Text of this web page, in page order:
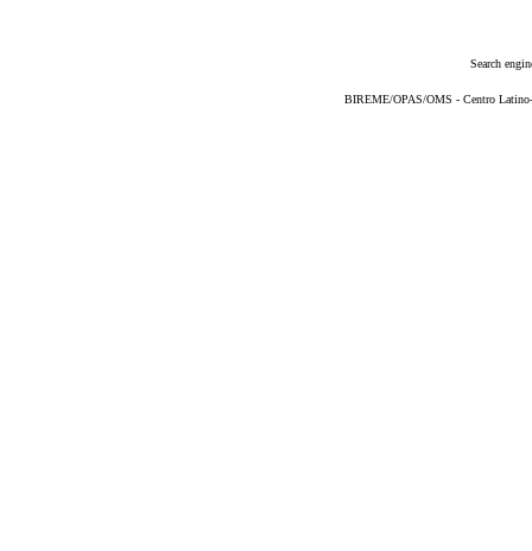
Search
BIREME/OPAS/OMS - Centro Latino-